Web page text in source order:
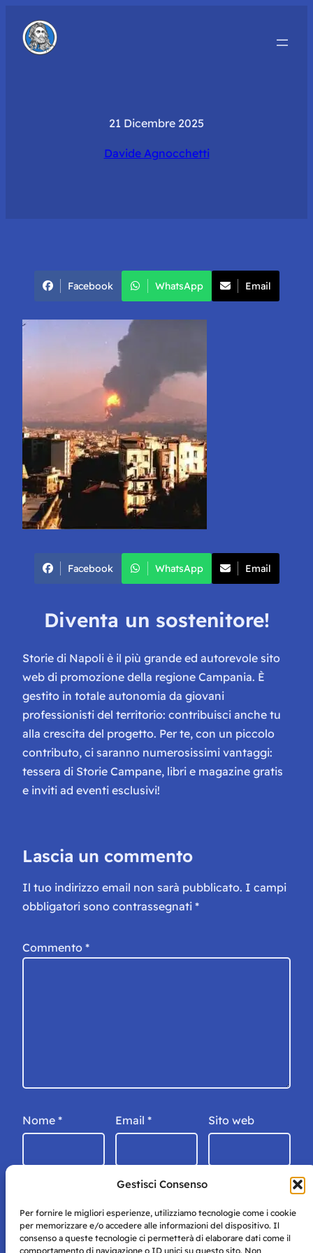
Gestisci Consenso
Per fornire le migliori esperienze, utilizziamo tecnologie come i cookie
per memorizzare e/o accedere alle informazioni del dispositivo. Il
consenso a queste tecnologie ci permetterà di elaborare dati come il
comportamento di navigazione o ID unici su questo sito. Non
21 Dicembre 2025
Davide Agnocchetti
Facebook WhatsApp Email
Facebook WhatsApp Email
Diventa un sostenitore!
Storie di Napoli è il più grande ed autorevole sito
web di promozione della regione Campania. È
gestito in totale autonomia da giovani
professionisti del territorio: contribuisci anche tu
alla crescita del progetto. Per te, con un piccolo
contributo, ci saranno numerosissimi vantaggi:
tessera di Storie Campane, libri e magazine gratis
e inviti ad eventi esclusivi!
Lascia un commento
Il tuo indirizzo email non sarà pubblicato. I campi
obbligatori sono contrassegnati *
Commento *
Nome * Email * Sito web